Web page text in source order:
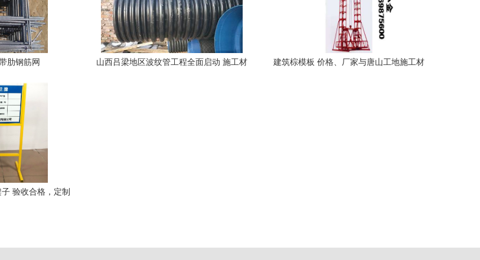
肋钢筋网
山西吕梁地区波纹管工程全面启动 施工材
建筑棕模板 价格、厂家与唐山工地施工材
验收合格，定制